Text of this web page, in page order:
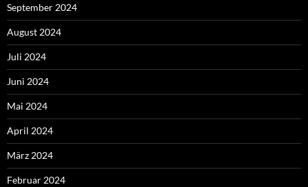
September 2024
August 2024
Juli 2024
Juni 2024
Mai 2024
April 2024
März 2024
Februar 2024